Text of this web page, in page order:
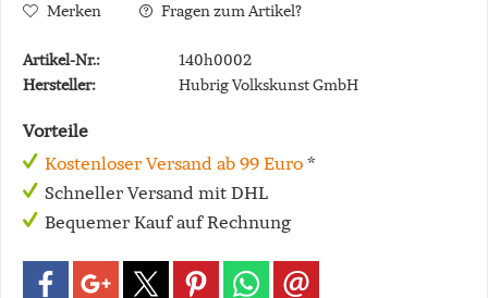
Merken Fragen zum Artikel?
Artikel-Nr.:
140h0002
Hersteller:
Hubrig Volkskunst GmbH
Vorteile
Kostenloser Versand ab 99 Euro *
Schneller Versand mit DHL
Bequemer Kauf auf Rechnung